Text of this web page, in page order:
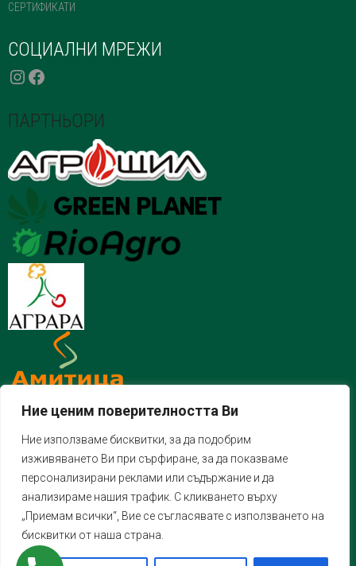
Ние ценим поверителността Ви
Ние използваме бисквитки, за да подобрим
изживяването Ви при сърфиране, за да показваме
персонализирани реклами или съдържание и да
анализираме нашия трафик. С кликването върху
„Приемам всички“, Вие се съгласявате с използването на
бисквитки от наша страна.
СЕРТИФИКАТИ
СОЦИАЛНИ МРЕЖИ
INSTAGRAM
FACEBOOK
ПАРТНЬОРИ